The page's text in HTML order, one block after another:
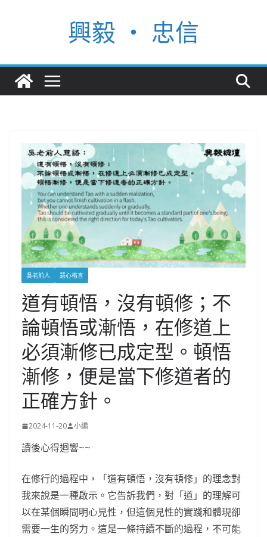
興毅 ‧ 忠信
吳老前人 慧心格言
道有頓悟，沒有頓修；不
論頓悟或漸悟，在修道上
必須漸修已成定型。頓悟
漸修，便是當下修道者的
正確方針。
2024-11-20 小編
讀後心得迴響~~
在修行的過程中，「道有頓悟，沒有頓修」的理念對
我來說是一種啟示。它告訴我們，對「道」的理解可
以在某個瞬間明心見性，但這個見性的實踐和體現卻
需要一生的努力。這是一條持續不斷的過程，不可能